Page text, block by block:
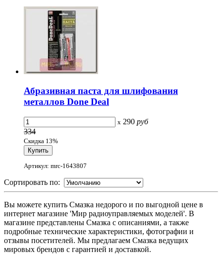
Абразивная паста для шлифования
металлов Done Deal
x 290 руб
334
Скидка 13%
Артикул: mrc-1643807
Сортировать по:
Вы можете купить Смазка недорого и по выгодной цене в
интернет магазине 'Мир радиоуправляемых моделей'. В
магазине представлены Смазка с описаниями, а также
подробные технические характеристики, фотографии и
отзывы посетителей. Мы предлагаем Смазка ведущих
мировых брендов с гарантией и доставкой.